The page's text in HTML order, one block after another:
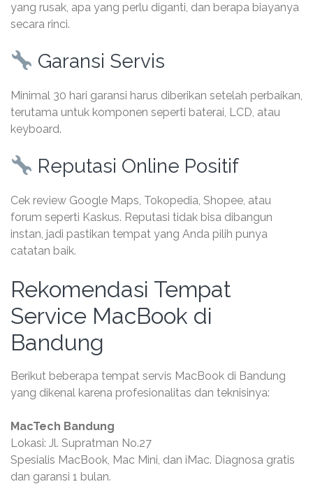
yang rusak, apa yang perlu diganti, dan berapa biayanya
secara rinci.
Garansi Servis
Minimal 30 hari garansi harus diberikan setelah perbaikan,
terutama untuk komponen seperti baterai, LCD, atau
keyboard.
Reputasi Online Positif
Cek review Google Maps, Tokopedia, Shopee, atau
forum seperti Kaskus. Reputasi tidak bisa dibangun
instan, jadi pastikan tempat yang Anda pilih punya
catatan baik.
Rekomendasi Tempat
Service MacBook di
Bandung
Berikut beberapa tempat servis MacBook di Bandung
yang dikenal karena profesionalitas dan teknisinya:
MacTech Bandung
Lokasi: Jl. Supratman No.27
Spesialis MacBook, Mac Mini, dan iMac. Diagnosa gratis
dan garansi 1 bulan.